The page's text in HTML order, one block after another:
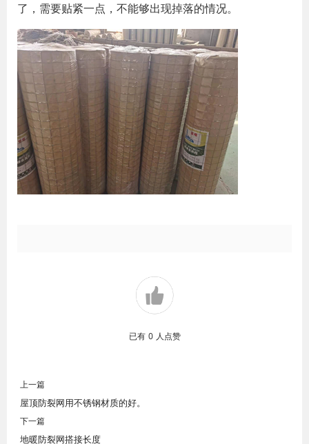
了，需要贴紧一点，不能够出现掉落的情况。
已有 0 人点赞
上一篇
屋顶防裂网用不锈钢材质的好。
下一篇
地暖防裂网搭接长度